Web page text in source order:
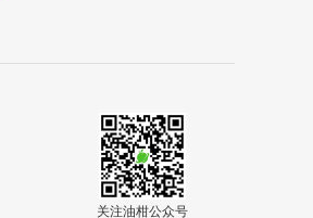
关注油柑公众号